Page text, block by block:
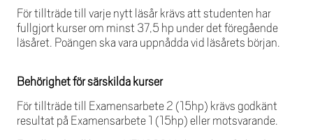
För tillträde till varje nytt läsår krävs att studenten har
fullgjort kurser om minst 37,5 hp under det föregående
läsåret. Poängen ska vara uppnådda vid läsårets början.
Behörighet för särskilda kurser
För tillträde till Examensarbete 2 (15hp) krävs godkänt
resultat på Examensarbete 1 (15hp) eller motsvarande.